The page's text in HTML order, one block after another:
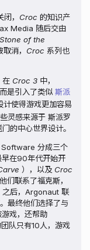
， Croc 的知识产
Media 随后交由
of the
消， Croc 系列也
在 Croc 3 中，
是引入了类似 斯派
计使得游戏更加容易
灵感来源于 斯派罗
的中心世界设计。
分成三个
早在90年代开始开
），以及 Croc
们联系了福克斯，
之后，Argonaut 联
最终他们选择了与
戏，还帮助
队只有10人，游戏